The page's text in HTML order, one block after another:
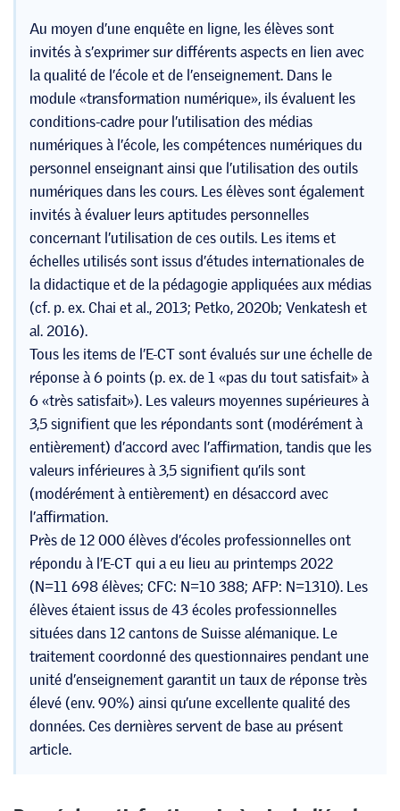
Au moyen d’une enquête en ligne, les élèves sont
invités à s’exprimer sur différents aspects en lien avec
la qualité de l’école et de l’enseignement. Dans le
module «transformation numérique», ils évaluent les
conditions-cadre pour l’utilisation des médias
numériques à l’école, les compétences numériques du
personnel enseignant ainsi que l’utilisation des outils
numériques dans les cours. Les élèves sont également
invités à évaluer leurs aptitudes personnelles
concernant l’utilisation de ces outils. Les items et
échelles utilisés sont issus d’études internationales de
la didactique et de la pédagogie appliquées aux médias
(cf. p. ex. Chai et al., 2013; Petko, 2020b; Venkatesh et
al. 2016).
Tous les items de l’E-CT sont évalués sur une échelle de
réponse à 6 points (p. ex. de 1 «pas du tout satisfait» à
6 «très satisfait»). Les valeurs moyennes supérieures à
3,5 signifient que les répondants sont (modérément à
entièrement) d’accord avec l’affirmation, tandis que les
valeurs inférieures à 3,5 signifient qu’ils sont
(modérément à entièrement) en désaccord avec
l’affirmation.
Près de 12 000 élèves d’écoles professionnelles ont
répondu à l’E-CT qui a eu lieu au printemps 2022
(N=11 698 élèves; CFC: N=10 388; AFP: N=1310). Les
élèves étaient issus de 43 écoles professionnelles
situées dans 12 cantons de Suisse alémanique. Le
traitement coordonné des questionnaires pendant une
unité d’enseignement garantit un taux de réponse très
élevé (env. 90%) ainsi qu’une excellente qualité des
données. Ces dernières servent de base au présent
article.